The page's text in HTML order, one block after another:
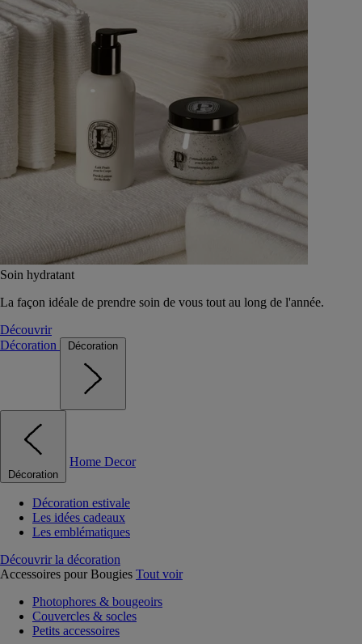
Soin hydratant
La façon idéale de prendre soin de vous tout au long de l'année.
Découvrir
Décoration
Décoration
Décoration
Home Decor
Décoration estivale
Les idées cadeaux
Les emblématiques
Découvrir la décoration
Accessoires pour Bougies Tout voir
Photophores & bougeoirs
Couvercles & socles
Petits accessoires